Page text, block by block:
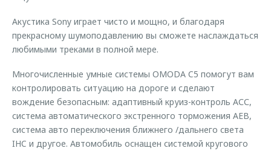
Акустика Sony играет чисто и мощно, и благодаря
прекрасному шумоподавлению вы сможете наслаждаться
любимыми треками в полной мере.
Многочисленные умные системы OMODA C5 помогут вам
контролировать ситуацию на дороге и сделают
вождение безопасным: адаптивный круиз-контроль АСС,
система автоматического экстренного торможения AEB,
система авто переключения ближнего /дальнего света
IHC и другое. Автомобиль оснащен системой кругового